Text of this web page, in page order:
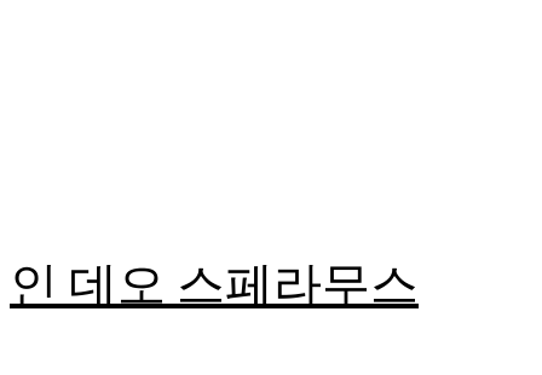
인 데오 스페라무스